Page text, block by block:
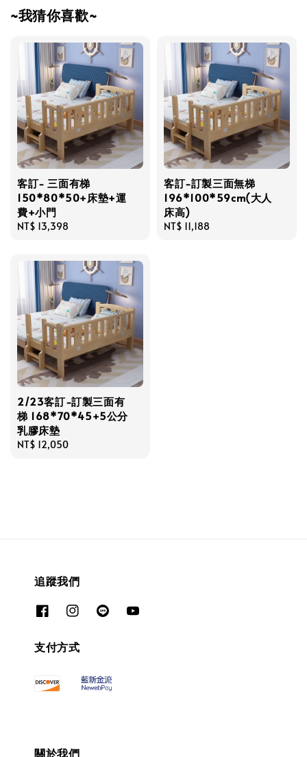
~我猜你喜歡~
客訂- 三面有梯
150*80*50+床墊+運
費+小門
Regular
NT$ 13,398
客訂-訂製三面無梯
196*100*59cm(大人
床高)
Regular
NT$ 11,188
2/23客訂-訂製三面有
梯 168*70*45+5公分
乳膠床墊
Regular
NT$ 12,050
追蹤我們
支付方式
關於我們